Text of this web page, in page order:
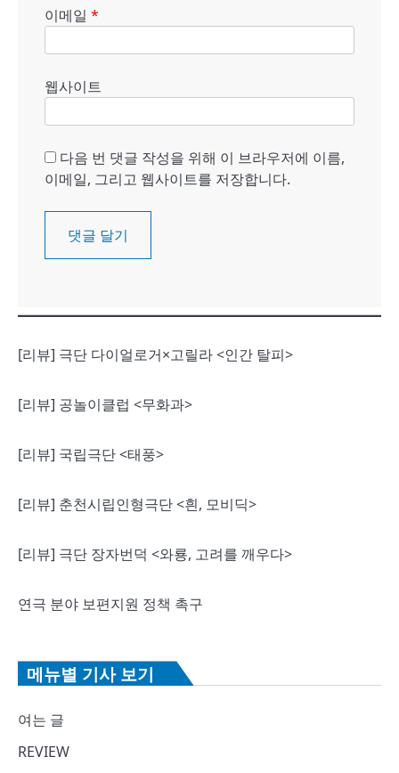
이메일 *
웹사이트
다음 번 댓글 작성을 위해 이 브라우저에 이름,
이메일, 그리고 웹사이트를 저장합니다.
[리뷰] 극단 다이얼로거×고릴라 <인간 탈피>
[리뷰] 공놀이클럽 <무화과>
[리뷰] 국립극단 <태풍>
[리뷰] 춘천시립인형극단 <흰, 모비딕>
[리뷰] 극단 장자번덕 <와룡, 고려를 깨우다>
연극 분야 보편지원 정책 촉구
메뉴별 기사 보기
여는 글
REVIEW